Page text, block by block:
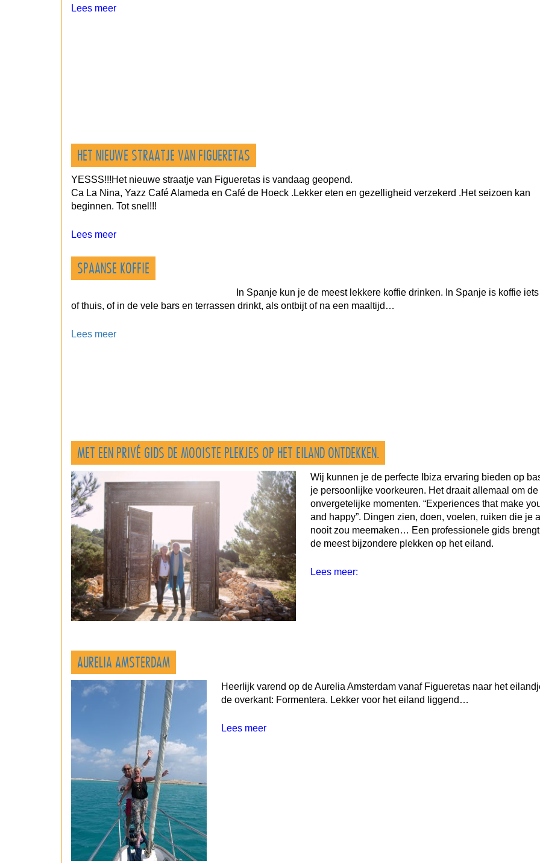
Lees meer
HET NIEUWE STRAATJE VAN FIGUERETAS
YESSS!!!Het nieuwe straatje van Figueretas is vandaag geopend.
Ca La Nina, Yazz Café Alameda en Café de Hoeck .Lekker eten en gezelligheid verzekerd .Het seizoen kan
beginnen. Tot snel!!!
Lees meer
SPAANSE KOFFIE
In Spanje kun je de meest lekkere koffie drinken. In Spanje is koffie
of thuis, of in de vele bars en terrassen drinkt, als ontbijt of na een maaltijd…
Lees meer
MET EEN PRIVÉ GIDS DE MOOISTE PLEKJES OP HET EILAND ONTDEKKEN.
Wij kunnen je de perfecte Ibiza ervaring bieden op
je persoonlijke voorkeuren. Het draait allemaal om de
onvergetelijke momenten. “Experiences that make
and happy”. Dingen zien, doen, voelen, ruiken die je
nooit zou meemaken… Een professionele gids
de meest bijzondere plekken op het eiland.
Lees meer:
AURELIA AMSTERDAM
Heerlijk varend op de Aurelia Amsterdam vanaf Figueretas naar het
de overkant: Formentera. Lekker voor het eiland liggend…
Lees meer